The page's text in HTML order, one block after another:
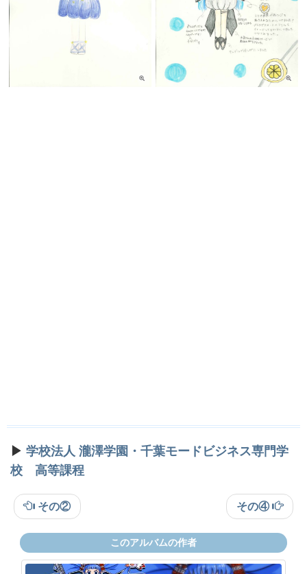
▶ 学校法人 瀧澤学園・千葉モードビジネス専門学
校 高等課程
その② その④
このアルバムの作者